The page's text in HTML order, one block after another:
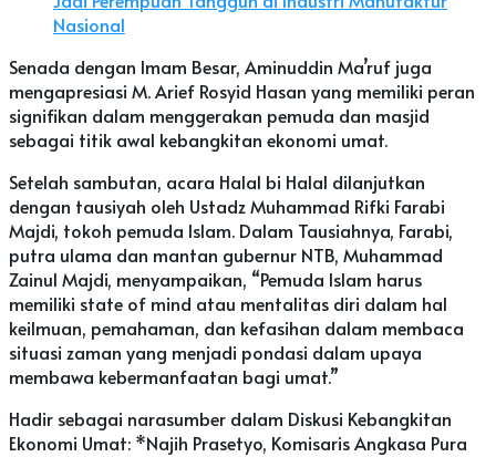
Nasional
Senada dengan Imam Besar, Aminuddin Ma’ruf juga
mengapresiasi M. Arief Rosyid Hasan yang memiliki peran
signifikan dalam menggerakan pemuda dan masjid
sebagai titik awal kebangkitan ekonomi umat.
Setelah sambutan, acara Halal bi Halal dilanjutkan
dengan tausiyah oleh Ustadz Muhammad Rifki Farabi
Majdi, tokoh pemuda Islam. Dalam Tausiahnya, Farabi,
putra ulama dan mantan gubernur NTB, Muhammad
Zainul Majdi, menyampaikan, “Pemuda Islam harus
memiliki state of mind atau mentalitas diri dalam hal
keilmuan, pemahaman, dan kefasihan dalam membaca
situasi zaman yang menjadi pondasi dalam upaya
membawa kebermanfaatan bagi umat.”
Hadir sebagai narasumber dalam Diskusi Kebangkitan
Ekonomi Umat: *Najih Prasetyo, Komisaris Angkasa Pura